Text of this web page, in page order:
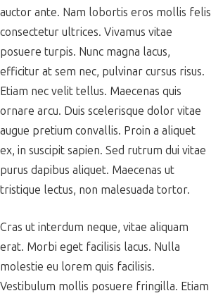
auctor ante. Nam lobortis eros mollis felis
consectetur ultrices. Vivamus vitae
posuere turpis. Nunc magna lacus,
efficitur at sem nec, pulvinar cursus risus.
Etiam nec velit tellus. Maecenas quis
ornare arcu. Duis scelerisque dolor vitae
augue pretium convallis. Proin a aliquet
ex, in suscipit sapien. Sed rutrum dui vitae
purus dapibus aliquet. Maecenas ut
tristique lectus, non malesuada tortor.
Cras ut interdum neque, vitae aliquam
erat. Morbi eget facilisis lacus. Nulla
molestie eu lorem quis facilisis.
Vestibulum mollis posuere fringilla. Etiam